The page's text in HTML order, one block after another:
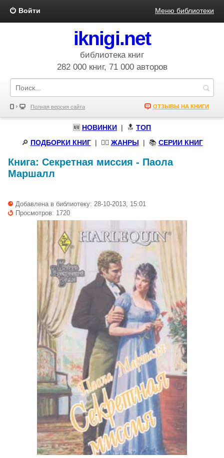
Войти Меню библиотеки
iknigi.net
библиотека книг
282 000 книг, 71 000 авторов
Полная версия сайта ОТЗЫВЫ НА КНИГИ
🆕 НОВИНКИ | 🔝 ТОП
🔎 ПОДБОРКИ КНИГ| 🧝‍♀️ ЖАНРЫ | 📚 СЕРИИ КНИГ
Книга: Секретная миссия - Паола
Маршалл
Добавлена в библиотеку: 28-10-2013, 15:01
Просмотров: 1720